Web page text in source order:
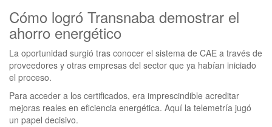
Cómo logró Transnaba demostrar el
ahorro energético
La oportunidad surgió tras conocer el sistema de CAE a través de
proveedores y otras empresas del sector que ya habían iniciado
el proceso.
Para acceder a los certificados, era imprescindible acreditar
mejoras reales en eficiencia energética. Aquí la telemetría jugó
un papel decisivo.